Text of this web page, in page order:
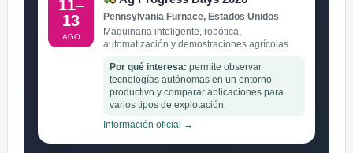
11–
13
AGO
Pennsylvania Furnace, Estados Unidos
Maquinaria inteligente, robótica,
automatización y demostraciones agrícolas.
Por qué interesa: permite observar
tecnologías autónomas en un entorno
productivo y comparar aplicaciones para
varios tipos de explotación.
Información oficial →